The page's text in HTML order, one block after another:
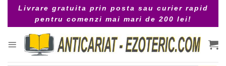
Livrare gratuita prin posta sau curier rapid
pentru comenzi mai mari de 200 lei!